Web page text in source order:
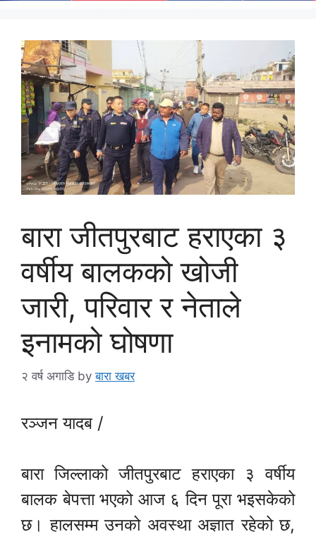
बारा जीतपुरबाट हराएका ३
वर्षीय बालकको खोजी
जारी, परिवार र नेताले
इनामको घोषणा
२ वर्ष अगाडि byबारा खबर
रञ्जन यादब /
बारा जिल्लाको जीतपुरबाट हराएका ३ वर्षीय
बालक बेपत्ता भएको आज ६ दिन पूरा भइसकेको
छ। हालसम्म उनको अवस्था अज्ञात रहेको छ,